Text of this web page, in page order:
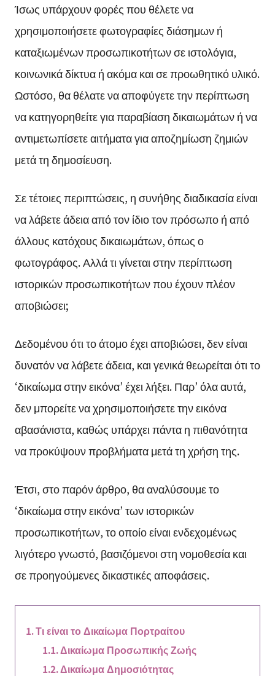
Ίσως υπάρχουν φορές που θέλετε να
χρησιμοποιήσετε φωτογραφίες διάσημων ή
καταξιωμένων προσωπικοτήτων σε ιστολόγια,
κοινωνικά δίκτυα ή ακόμα και σε προωθητικό υλικό.
Ωστόσο, θα θέλατε να αποφύγετε την περίπτωση
να κατηγορηθείτε για παραβίαση δικαιωμάτων ή να
αντιμετωπίσετε αιτήματα για αποζημίωση ζημιών
μετά τη δημοσίευση.
Σε τέτοιες περιπτώσεις, η συνήθης διαδικασία είναι
να λάβετε άδεια από τον ίδιο τον πρόσωπο ή από
άλλους κατόχους δικαιωμάτων, όπως ο
φωτογράφος. Αλλά τι γίνεται στην περίπτωση
ιστορικών προσωπικοτήτων που έχουν πλέον
αποβιώσει;
Δεδομένου ότι το άτομο έχει αποβιώσει, δεν είναι
δυνατόν να λάβετε άδεια, και γενικά θεωρείται ότι το
‘δικαίωμα στην εικόνα’ έχει λήξει. Παρ’ όλα αυτά,
δεν μπορείτε να χρησιμοποιήσετε την εικόνα
αβασάνιστα, καθώς υπάρχει πάντα η πιθανότητα
να προκύψουν προβλήματα μετά τη χρήση της.
Έτσι, στο παρόν άρθρο, θα αναλύσουμε το
‘δικαίωμα στην εικόνα’ των ιστορικών
προσωπικοτήτων, το οποίο είναι ενδεχομένως
λιγότερο γνωστό, βασιζόμενοι στη νομοθεσία και
σε προηγούμενες δικαστικές αποφάσεις.
Τι είναι το Δικαίωμα Πορτραίτου
Δικαίωμα Προσωπικής Ζωής
Δικαίωμα Δημοσιότητας